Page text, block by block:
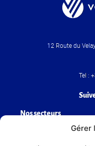
Gérer
12 Route du
Tel :
Nos secteurs